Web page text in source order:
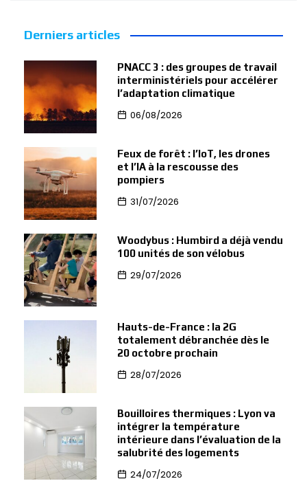
Derniers articles
PNACC 3 : des groupes de travail
interministériels pour accélérer
l’adaptation climatique
06/08/2026
Feux de forêt : l’IoT, les drones
et l’IA à la rescousse des
pompiers
31/07/2026
Woodybus : Humbird a déjà vendu
100 unités de son vélobus
29/07/2026
Hauts-de-France : la 2G
totalement débranchée dès le
20 octobre prochain
28/07/2026
Bouilloires thermiques : Lyon va
intégrer la température
intérieure dans l’évaluation de la
salubrité des logements
24/07/2026